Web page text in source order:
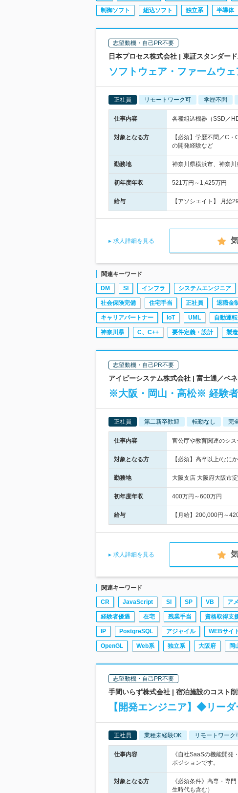
制御ソフト 組込ソフト 独立系 半導体
志望動機・自己PR不要
日本プロセス株式会社 | 東証スタンダー
ソフトウェア・ファームウ
正社員 リモートワーク可 学歴不問
仕事内容 各種組込機器（SSD／
対象となる方
【必須】学歴不問／C
の開発経験など
勤務地 神奈川県横浜市、神奈
初年度年収 521万円～1,425万円
給与 【アソシエイト】 月
求人詳細を見る
関連キーワード
DM SI インフラ システムエンジニア
社会保険完備 住宅手当 正社員 退職金
キャリアパートナー IoT UML 自動運転
神奈川県 C、C++ 要件定義・設計 製造
志望動機・自己PR不要
アイピーシステム株式会社 | 富士通／ベ
※大阪・岡山・高松※ 経験者
正社員 第二新卒歓迎 転勤なし 完
仕事内容 官公庁や教育関連のシ
対象となる方 【必須】高卒以上/なに
勤務地 大阪支店 大阪府大阪市
初年度年収 400万円～600万円
給与 【月給】200,000円～
求人詳細を見る
関連キーワード
CR JavaScript SI SP VB ア
経験者優遇 在宅 残業手当 資格取得支
IP PostgreSQL アジャイル WEBサイ
OpenGL Web系 独立系 大阪府 岡
志望動機・自己PR不要
手間いらず株式会社 | 宿泊施設のコスト
【開発エンジニア】◆リー
正社員 業種未経験OK リモートワーク
仕事内容
《自社SaaSの機能開
ポジションです。
対象となる方
《必須条件》高専・専
生時代も含む）